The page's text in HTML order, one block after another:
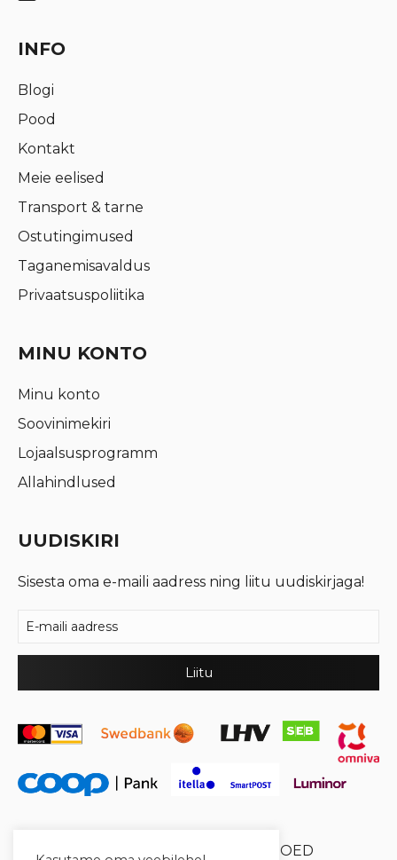
INFO
Blogi
Pood
Kontakt
Meie eelised
Transport & tarne
Ostutingimused
Taganemisavaldus
Privaatsuspoliitika
MINU KONTO
Minu konto
Soovinimekiri
Lojaalsusprogramm
Allahindlused
UUDISKIRI
Sisesta oma e-maili aadress ning liitu uudiskirjaga!
© 2026 Cool Crystal OÜ // XYSUM E-POED